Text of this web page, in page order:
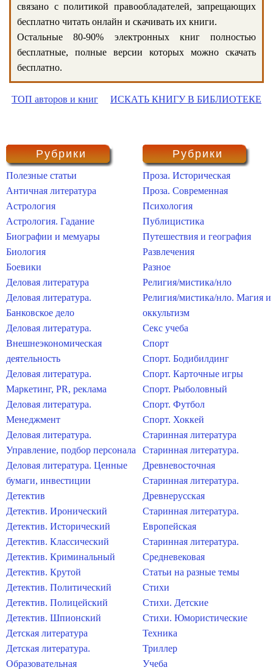
связано с политикой правообладателей, запрещающих
бесплатно читать онлайн и скачивать их книги.
Остальные 80-90% электронных книг полностью
бесплатные, полные версии которых можно скачать
бесплатно.
ТОП авторов и книг ИСКАТЬ КНИГУ В БИБЛИОТЕКЕ
Рубрики
Полезные статьи
Античная литература
Астрология
Астрология. Гадание
Биографии и мемуары
Биология
Боевики
Деловая литература
Деловая литература.
Банковское дело
Деловая литература.
Внешнеэкономическая
деятельность
Деловая литература.
Маркетинг, PR, реклама
Деловая литература.
Менеджмент
Деловая литература.
Управление, подбор персонала
Деловая литература. Ценные
бумаги, инвестиции
Детектив
Детектив. Иронический
Детектив. Исторический
Детектив. Классический
Детектив. Криминальный
Детектив. Крутой
Детектив. Политический
Детектив. Полицейский
Детектив. Шпионский
Детская литература
Детская литература.
Образовательная
Рубрики
Проза. Историческая
Проза. Современная
Психология
Публицистика
Путешествия и география
Развлечения
Разное
Религия/мистика/нло
Религия/мистика/нло. Магия и
оккультизм
Секс учеба
Спорт
Спорт. Бодибилдинг
Спорт. Карточные игры
Спорт. Рыболовный
Спорт. Футбол
Спорт. Хоккей
Старинная литература
Старинная литература.
Древневосточная
Старинная литература.
Древнерусская
Старинная литература.
Европейская
Старинная литература.
Средневековая
Статьи на разные темы
Стихи
Стихи. Детские
Стихи. Юмористические
Техника
Триллер
Учеба